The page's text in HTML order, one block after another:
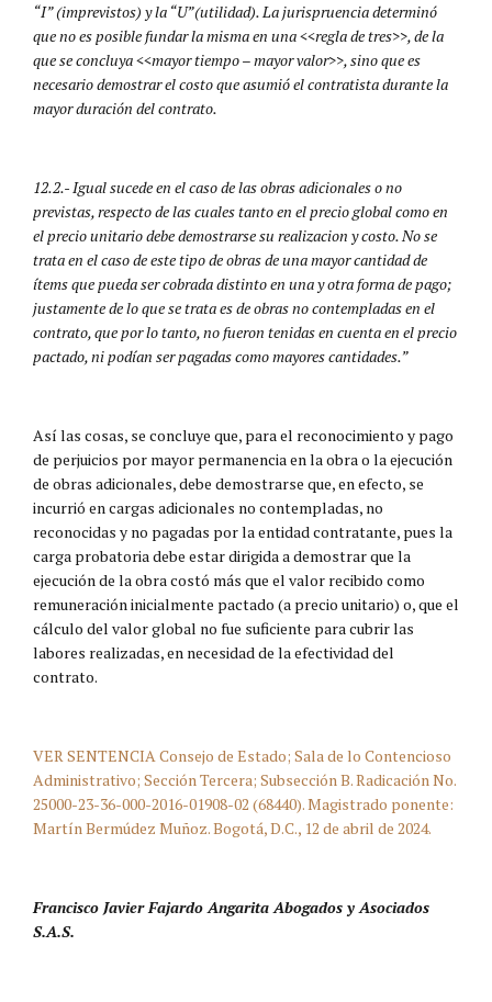
“I” (imprevistos) y la “U”(utilidad). La jurispruencia determinó
que no es posible fundar la misma en una <<regla de tres>>, de la
que se concluya <<mayor tiempo – mayor valor>>, sino que es
necesario demostrar el costo que asumió el contratista durante la
mayor duración del contrato.
12.2.- Igual sucede en el caso de las obras adicionales o no
previstas, respecto de las cuales tanto en el precio global como en
el precio unitario debe demostrarse su realizacion y costo. No se
trata en el caso de este tipo de obras de una mayor cantidad de
ítems que pueda ser cobrada distinto en una y otra forma de pago;
justamente de lo que se trata es de obras no contempladas en el
contrato, que por lo tanto, no fueron tenidas en cuenta en el precio
pactado, ni podían ser pagadas como mayores cantidades.”
Así las cosas, se concluye que, para el reconocimiento y pago
de perjuicios por mayor permanencia en la obra o la ejecución
de obras adicionales, debe demostrarse que, en efecto, se
incurrió en cargas adicionales no contempladas, no
reconocidas y no pagadas por la entidad contratante, pues la
carga probatoria debe estar dirigida a demostrar que la
ejecución de la obra costó más que el valor recibido como
remuneración inicialmente pactado (a precio unitario) o, que el
cálculo del valor global no fue suficiente para cubrir las
labores realizadas, en necesidad de la efectividad del
contrato.
VER SENTENCIA Consejo de Estado; Sala de lo Contencioso
Administrativo; Sección Tercera; Subsección B. Radicación No.
25000-23-36-000-2016-01908-02 (68440). Magistrado ponente:
Martín Bermúdez Muñoz. Bogotá, D.C., 12 de abril de 2024.
Francisco Javier Fajardo Angarita Abogados y Asociados
S.A.S.